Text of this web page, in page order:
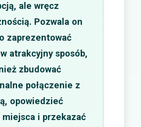
ale wręcz
Pozwala on
zaprezentować
atrakcyjny sposób,
zbudować
połączenie z
opowiedzieć
miejsca i przekazać